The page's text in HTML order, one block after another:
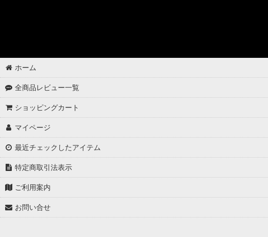
ボディコーティング（通常カラー）
ボディコーティング（マットカラー）
アルミホイールコーティング（クリアーコートなし アルミ素地 ）
アルミホイールコーティング（メッキ・スパッタリング）
アルミホイールコーティング（艶消〜半艶 マットカラー）
アルミホイールコーティング（クリアーなし ソリッドカラー塗装）
ホーム
全商品レビュー一覧
ショッピングカート
マイページ
最近チェックしたアイテム
特定商取引法表示
ご利用案内
お問い合せ